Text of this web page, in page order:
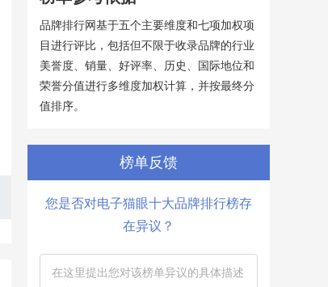
品牌排行网基于五个主要维度和七项加权项
目进行评比，包括但不限于收录品牌的行业
美誉度、销量、好评率、历史、国际地位和
荣誉分值进行多维度加权计算，并按最终分
值排序。
榜单反馈
您是否对电子猫眼十大品牌排行榜存
在异议？